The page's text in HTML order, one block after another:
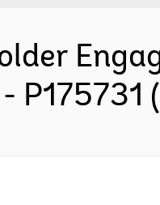
P175731